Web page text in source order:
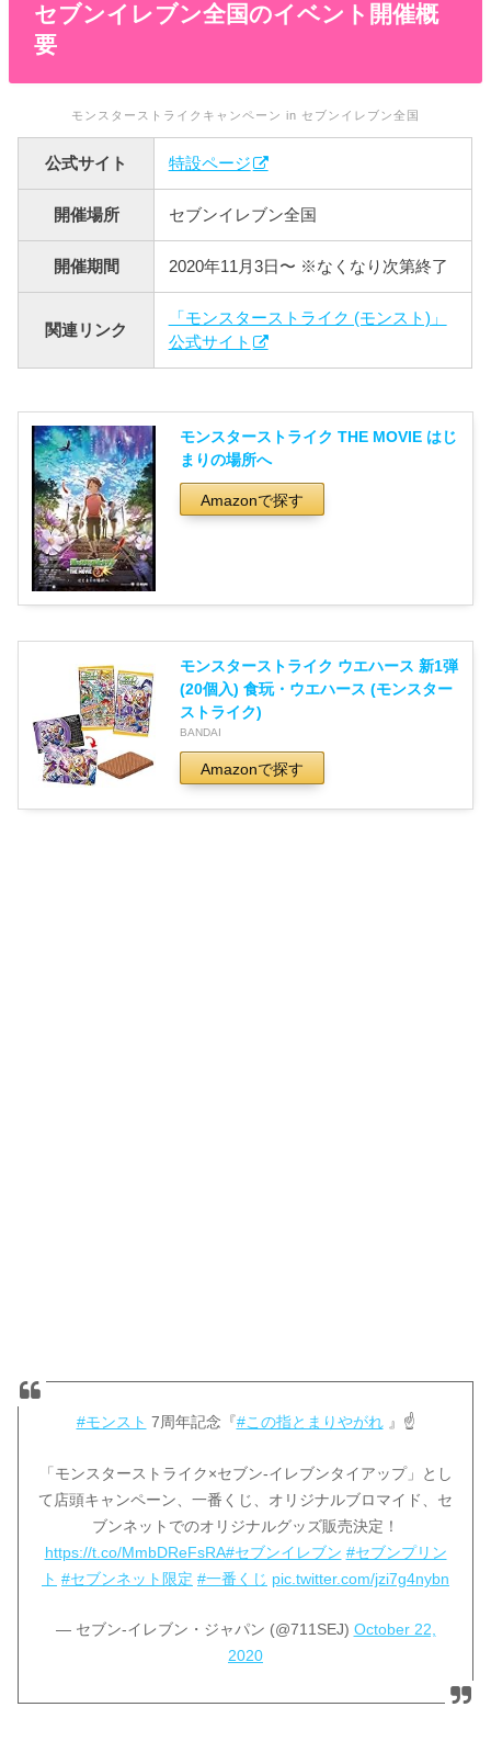
セブンイレブン全国のイベント開催概
要
モンスターストライクキャンペーン in セブンイレブン全国
公式サイト 特設ページ
開催場所 セブンイレブン全国
開催期間 2020年11月3日〜 ※なくなり次第終了
関連リンク
「モンスターストライク (モンスト)」
公式サイト
モンスターストライク THE MOVIE はじ
まりの場所へ
Amazonで探す
モンスターストライク ウエハース 新1弾
(20個入) 食玩・ウエハース (モンスター
ストライク)
BANDAI
Amazonで探す
#モンスト 7周年記念『#この指とまりやがれ』☝
「モンスターストライク×セブン‐イレブンタイアップ」とし
て店頭キャンペーン、一番くじ、オリジナルブロマイド、セ
ブンネットでのオリジナルグッズ販売決定！
https://t.co/MmbDReFsRA#セブンイレブン #セブンプリン
ト #セブンネット限定 #一番くじ pic.twitter.com/jzi7g4nybn
— セブン‐イレブン・ジャパン (@711SEJ) October 22,
2020